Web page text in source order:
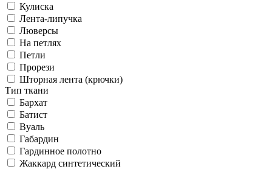
Кулиска
Лента-липучка
Люверсы
На петлях
Петли
Прорези
Шторная лента (крючки)
Тип ткани
Бархат
Батист
Вуаль
Габардин
Гардинное полотно
Жаккард синтетический